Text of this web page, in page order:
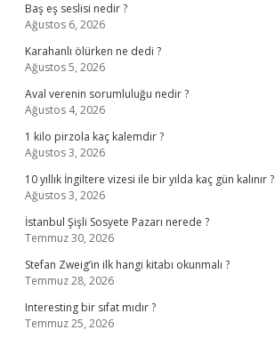
Baş eş seslisi nedir ?
Ağustos 6, 2026
Karahanlı ölürken ne dedi ?
Ağustos 5, 2026
Aval verenin sorumluluğu nedir ?
Ağustos 4, 2026
1 kilo pirzola kaç kalemdir ?
Ağustos 3, 2026
10 yıllık İngiltere vizesi ile bir yılda kaç gün kalınır ?
Ağustos 3, 2026
İstanbul Şişli Sosyete Pazarı nerede ?
Temmuz 30, 2026
Stefan Zweig’in ilk hangi kitabı okunmalı ?
Temmuz 28, 2026
Interesting bir sıfat mıdır ?
Temmuz 25, 2026